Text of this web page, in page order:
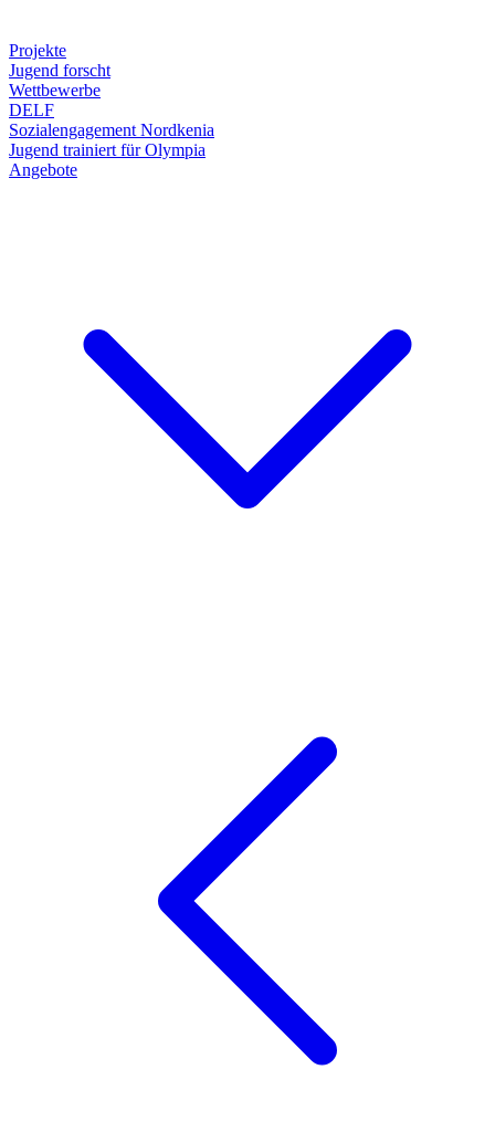
Projekte
Jugend forscht
Wettbewerbe
DELF
Sozialengagement Nordkenia
Jugend trainiert für Olympia
Angebote